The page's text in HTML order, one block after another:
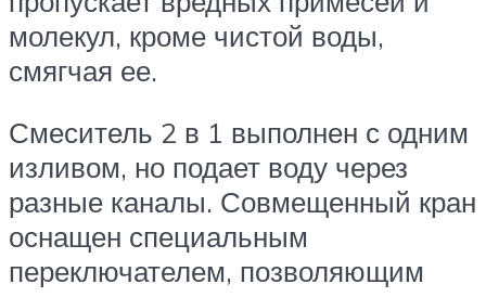
молекул, кроме чистой воды,
смягчая ее.
Смеситель 2 в 1 выполнен с одним
изливом, но подает воду через
разные каналы. Совмещенный кран
оснащен специальным
переключателем, позволяющим